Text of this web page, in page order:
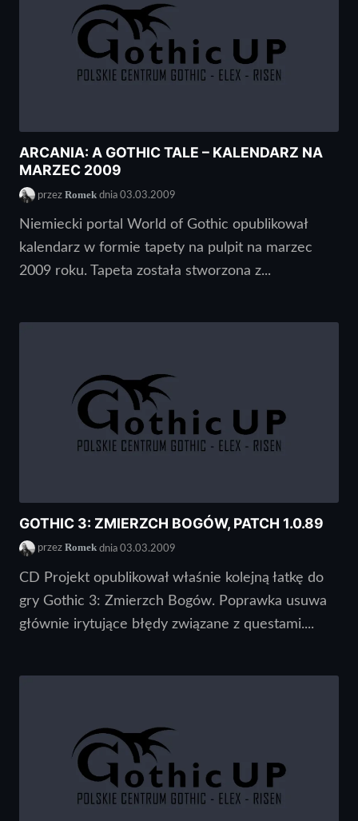
ARCANIA: A GOTHIC TALE – KALENDARZ NA
MARZEC 2009
przez Romek dnia 03.03.2009
Niemiecki portal World of Gothic opublikował
kalendarz w formie tapety na pulpit na marzec
2009 roku. Tapeta została stworzona z...
GOTHIC 3: ZMIERZCH BOGÓW, PATCH 1.0.89
przez Romek dnia 03.03.2009
CD Projekt opublikował właśnie kolejną łatkę do
gry Gothic 3: Zmierzch Bogów. Poprawka usuwa
głównie irytujące błędy związane z questami....